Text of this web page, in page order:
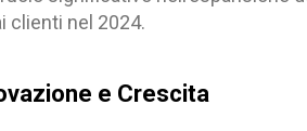
clienti nel 2024.
e Crescita